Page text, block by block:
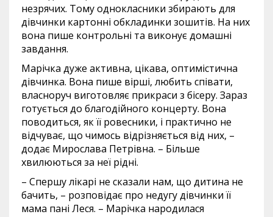
незрячих. Тому однокласники збирають для
дівчинки картонні обкладинки зошитів. На них
вона пише контрольні та виконує домашні
завдання.
Марічка дуже активна, цікава, оптимістична
дівчинка. Вона пише вірші, любить співати,
власноруч виготовляє прикраси з бісеру. Зараз
готується до благодійного концерту. Вона
поводиться, як її ровесники, і практично не
відчуває, що чимось відрізняється від них, –
додає Мирослава Петрівна. – Більше
хвилюються за неї рідні.
– Спершу лікарі не сказали нам, що дитина не
бачить, – розповідає про недугу дівчинки її
мама пані Леся. – Марічка народилася